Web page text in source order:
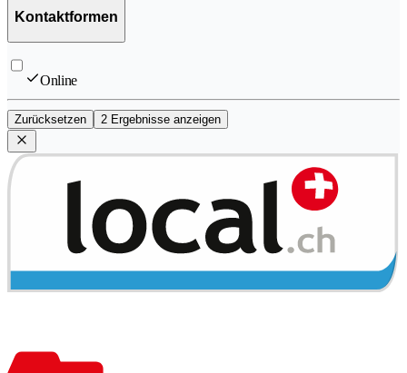
Kontaktformen
Online
Zurücksetzen 2 Ergebnisse anzeigen